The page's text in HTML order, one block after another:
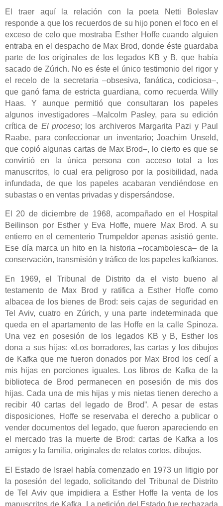
El traer aquí la relación con la poeta Netti Boleslav
responde a que los recuerdos de su hijo ponen el foco en el
exceso de celo que mostraba Esther Hoffe cuando alguien
entraba en el despacho de Max Brod, donde éste guardaba
parte de los originales de los legados KB y B, que había
sacado de Zúrich. No es éste el único testimonio del rigor y
el recelo de la secretaria –obsesiva, fanática, codiciosa–,
que ganó fama de estricta guardiana, como recuerda Willy
Haas. Y aunque permitió que consultaran los papeles
algunos investigadores –Malcolm Pasley, para su edición
crítica de El proceso;
los archiveros Margarita Pazi y Paul
Raabe, para confeccionar un inventario; Joachim Unseld,
que copió algunas cartas de Max Brod–, lo cierto es que se
convirtió en la única persona con acceso total a los
manuscritos, lo cual era peligroso por la posibilidad, nada
infundada, de que los papeles acabaran vendiéndose en
subastas o en ventas privadas y dispersándose.
El 20 de diciembre de 1968, acompañado en el Hospital
Beilinson por Esther y Eva Hoffe, muere Max Brod. A su
entierro en el cementerio Trumpeldor apenas asistió gente.
Ese día marca un hito en la historia –rocambolesca– de la
conservación, transmisión y tráfico de los papeles kafkianos.
En 1969, el Tribunal de Distrito da el visto bueno al
testamento de Max Brod y ratifica a Esther Hoffe como
albacea de los bienes de Brod: seis cajas de seguridad en
Tel Aviv, cuatro en Zúrich, y una parte indeterminada que
queda en el apartamento de las Hoffe en la calle Spinoza.
Una vez en posesión de los legados KB y B, Esther los
dona a sus hijas: «Los borradores, las cartas y los dibujos
de Kafka que me fueron donados por Max Brod los cedí a
mis hijas en porciones iguales. Los libros de Kafka de la
biblioteca de Brod permanecen en posesión de mis dos
hijas. Cada una de mis hijas y mis nietas tienen derecho a
recibir 40 cartas del legado de Brod”. A pesar de estas
disposiciones, Hoffe se reservaba el derecho a publicar o
vender documentos del legado, que fueron apareciendo en
el mercado tras la muerte de Brod: cartas de Kafka a los
amigos y la familia, originales de relatos cortos, dibujos.
El Estado de Israel había comenzado en 1973 un litigio por
la posesión del legado, solicitando del Tribunal de Distrito
de Tel Aviv que impidiera a Esther Hoffe la venta de los
manuscritos de Kafka. La petición del Estado fue rechazada